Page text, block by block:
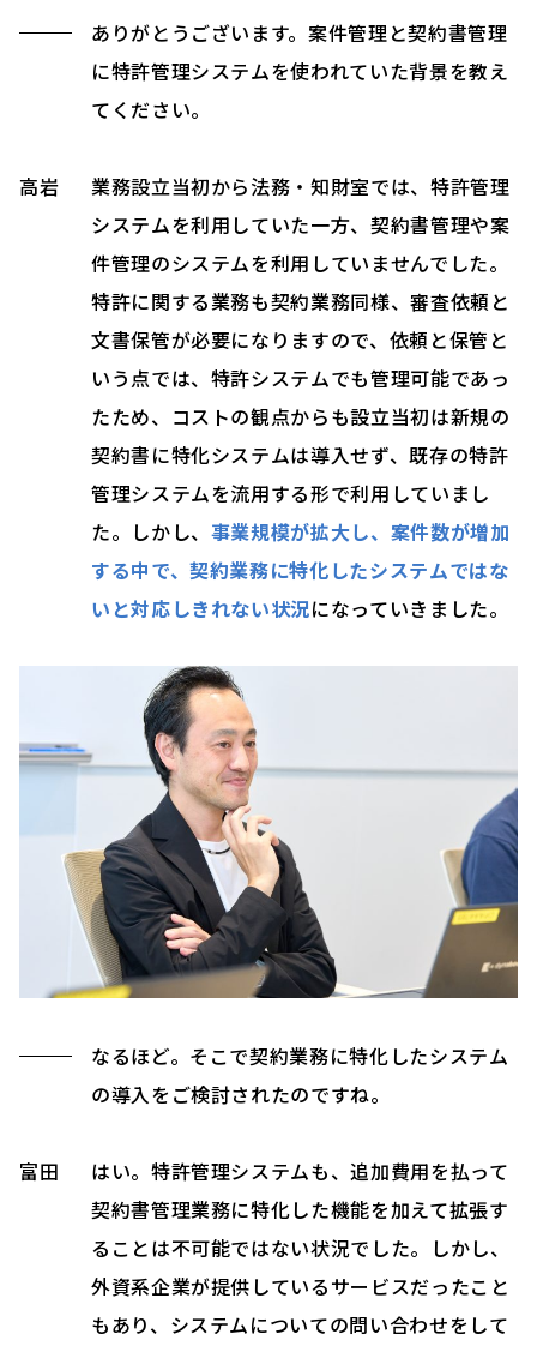
ありがとうございます。案件管理と契約書管理
に特許管理システムを使われていた背景を教え
てください。
高岩
業務設立当初から法務・知財室では、特許管理
システムを利用していた一方、契約書管理や案
件管理のシステムを利用していませんでした。
特許に関する業務も契約業務同様、審査依頼と
文書保管が必要になりますので、依頼と保管と
いう点では、特許システムでも管理可能であっ
たため、コストの観点からも設立当初は新規の
契約書に特化システムは導入せず、既存の特許
管理システムを流用する形で利用していまし
た。しかし、 事業規模が拡大し、案件数が増加
する中で、契約業務に特化したシステムではな
いと対応しきれない状況になっていきました。
なるほど。そこで契約業務に特化したシステム
の導入をご検討されたのですね。
富田
はい。特許管理システムも、追加費用を払って
契約書管理業務に特化した機能を加えて拡張す
ることは不可能ではない状況でした。しかし、
外資系企業が提供しているサービスだったこと
もあり、システムについての問い合わせをして